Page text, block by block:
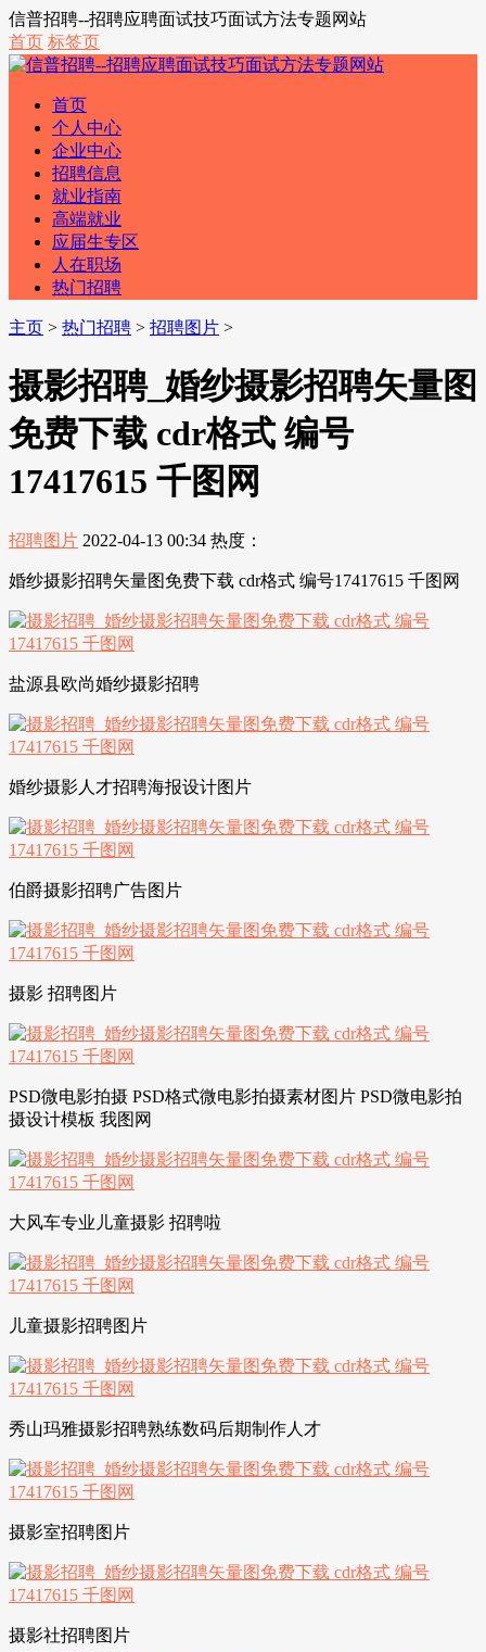
信普招聘--招聘应聘面试技巧面试方法专题网站
首页 标签页
首页
个人中心
企业中心
招聘信息
就业指南
高端就业
应届生专区
人在职场
热门招聘
主页 > 热门招聘 > 招聘图片 >
摄影招聘_婚纱摄影招聘矢量图
免费下载 cdr格式 编号
17417615 千图网
招聘图片 2022-04-13 00:34 热度：
婚纱摄影招聘矢量图免费下载 cdr格式 编号17417615 千图网
盐源县欧尚婚纱摄影招聘
婚纱摄影人才招聘海报设计图片
伯爵摄影招聘广告图片
摄影 招聘图片
PSD微电影拍摄 PSD格式微电影拍摄素材图片 PSD微电影拍
摄设计模板 我图网
大风车专业儿童摄影 招聘啦
儿童摄影招聘图片
秀山玛雅摄影招聘熟练数码后期制作人才
摄影室招聘图片
摄影社招聘图片